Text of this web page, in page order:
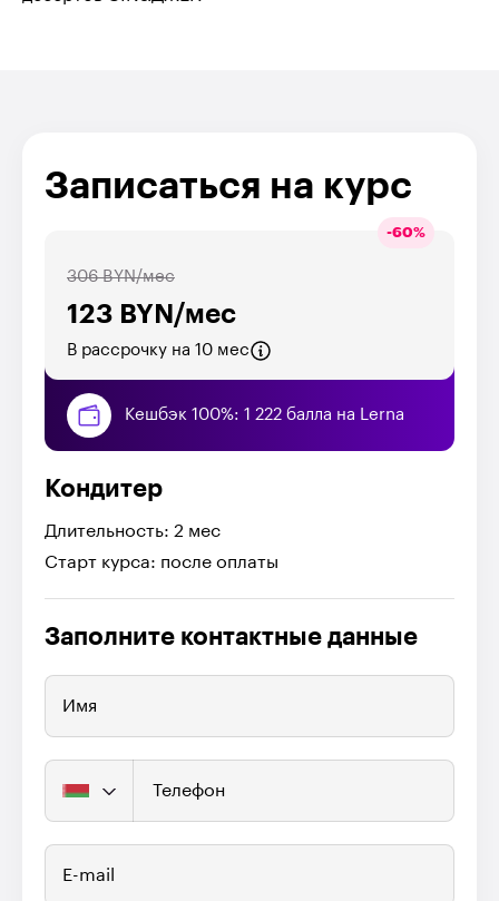
Записаться на курс
-60%
123 BYN/мес
306 BYN/мес
В рассрочку на 10 мес
Кешбэк 100%: 1 222 балла на Lerna
Кондитер
Длительность: 2 мес
Старт курса: после оплаты
Заполните контактные данные
Имя
Телефон
E-mail